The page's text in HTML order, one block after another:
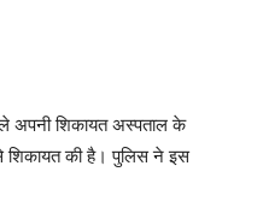
अपनी शिकायत अस्पताल के
शिकायत की है। पुलिस ने इस